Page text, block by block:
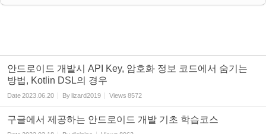
안드로이드 개발시 API Key, 암호화 정보 코드에서 숨기는
방법, Kotlin DSL의 경우
Date2023.06.20 Bylizard2019 Views 8572
구글에서 제공하는 안드로이드 개발 기초 학습코스